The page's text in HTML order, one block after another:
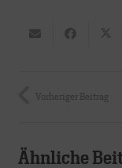
Vorheriger Beitrag
Ähnliche